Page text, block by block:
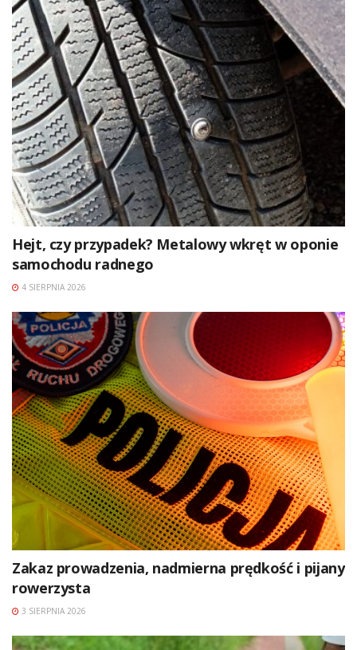
Hejt, czy przypadek? Metalowy wkręt w oponie
samochodu radnego
4 SIERPNIA 2026
Zakaz prowadzenia, nadmierna prędkość i pijany
rowerzysta
3 SIERPNIA 2026